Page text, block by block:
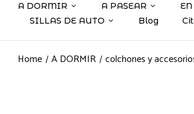
A DORMIR A PASEAR
SILLAS DE AUTO
Blog
Home A DORMIR colchones y